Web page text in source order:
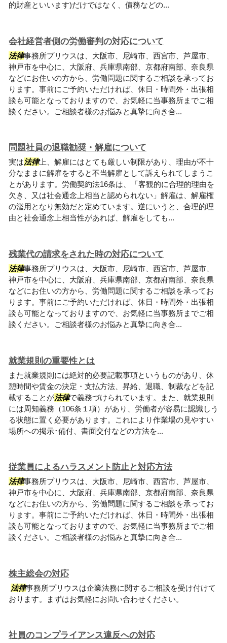
的財産といいます)だけではなく、債務などの...
会社経営者側の労働審判の対応について
法律事務所プリウスは、大阪市、尼崎市、西宮市、芦屋市、
神戸市を中心に、大阪府、兵庫県南部、京都府南部、奈良県
などにお住いの方から、労働問題に関するご相談を承ってお
ります。事前にご予約いただければ、休日・時間外・出張相
談も可能となっておりますので、お気軽に当事務所までご相
談ください。ご相談者様のお悩みと真摯に向き合...
問題社員の退職勧奨・解雇について
実は法律上、解雇にはとても厳しい制限があり、理由が不十
分なままに解雇をすると不当解雇として訴えられてしまうこ
とがあります。労働契約法16条は、「客観的に合理的理由を
欠き、又は社会通念上相当と認められない」解雇は、解雇権
の濫用となり無効だと定めています。逆にいうと、合理的理
由と社会通念上相当性があれば、解雇をしても...
残業代の請求をされた時の対応について
法律事務所プリウスは、大阪市、尼崎市、西宮市、芦屋市、
神戸市を中心に、大阪府、兵庫県南部、京都府南部、奈良県
などにお住いの方から、労働問題に関するご相談を承ってお
ります。事前にご予約いただければ、休日・時間外・出張相
談も可能となっておりますので、お気軽に当事務所までご相
談ください。ご相談者様のお悩みと真摯に向き合...
就業規則の重要性とは
また就業規則には絶対的必要記載事項というものがあり、休
憩時間や賃金の決定・支払方法、昇給、退職、制裁などを記
載することが法律で義務づけられています。また、就業規則
には周知義務（106条１項）があり、労働者が容易に認識しう
る状態に置く必要があります。これにより作業場の見やすい
場所への掲示･備付、書面交付などの方法を...
従業員によるハラスメント防止と対応方法
法律事務所プリウスは、大阪市、尼崎市、西宮市、芦屋市、
神戸市を中心に、大阪府、兵庫県南部、京都府南部、奈良県
などにお住いの方から、労働問題に関するご相談を承ってお
ります。事前にご予約いただければ、休日・時間外・出張相
談も可能となっておりますので、お気軽に当事務所までご相
談ください。ご相談者様のお悩みと真摯に向き合...
株主総会の対応
法律事務所プリウスは企業法務に関するご相談を受け付けて
おります。まずはお気軽にお問い合わせください。
社員のコンプライアンス違反への対応